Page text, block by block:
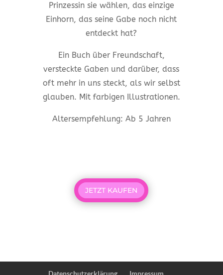
Prinzessin sie wählen, das einzige
Einhorn, das seine Gabe noch nicht
entdeckt hat?
Ein Buch über Freundschaft,
versteckte Gaben und darüber, dass
oft mehr in uns steckt, als wir selbst
glauben. Mit farbigen Illustrationen.
Altersempfehlung: Ab 5 Jahren
JETZT KAUFEN
Datenschutzerklärung Impressum